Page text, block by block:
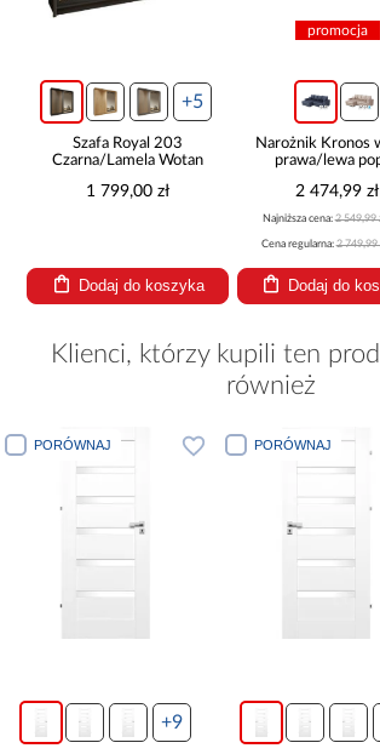
+5
Szafa Royal 203
Czarna/Lamela Wotan
1 799,00 zł
Dodaj do koszyka
promocja
Narożnik Kronos
prawa/lewa
2 474,99 zł
Najniższa cena:2 549,99
Cena regularna:2 749,99
Dodaj do
Klienci, którzy kupili ten
również
PORÓWNAJ
+9
PORÓWNAJ